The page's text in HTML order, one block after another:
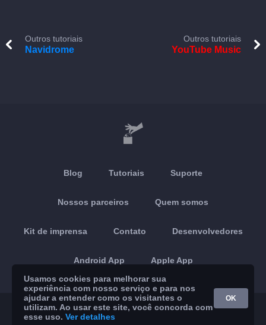
Outros tutoriais
Navidrome
Outros tutoriais
YouTube Music
Blog Tutoriais Suporte
Nossos parceiros Quem somos
Kit de imprensa Contato Desenvolvedores
Android App Apple App
© 2026 Brickoft Privacidade Status do serviço
Usamos cookies para melhorar sua
experiência com nosso serviço e para nos
ajudar a entender como os visitantes o
utilizam. Ao usar este site, você concorda com
esse uso. Ver detalhes
OK